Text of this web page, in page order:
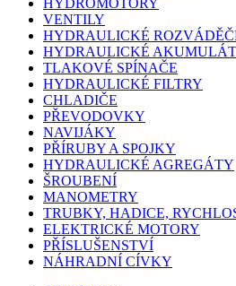
HYDROMOTORY
VENTILY
HYDRAULICKÉ
HYDRAULICKÉ
TLAKOVÉ SPÍNAČE
HYDRAULICKÉ FILTRY
CHLADIČE
PŘEVODOVKY
NAVIJÁKY
PŘÍRUBY A SPOJKY
HYDRAULICKÉ AGREGÁTY
ŠROUBENÍ
MANOMETRY
TRUBKY, HADICE,
ELEKTRICKÉ MOTORY
PŘÍSLUŠENSTVÍ
NÁHRADNÍ CÍVKY